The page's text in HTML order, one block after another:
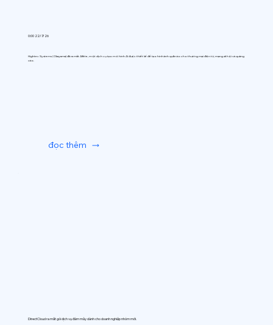
0:00 22/7/26
Hightec Systems (Okayama) đã ra mắt AIfitte, một dịch vụ tạo mô hình AI được thiết kế để tạo hình ảnh quần áo cho thương mại điện tử, mạng xã hội và quảng
cáo.
đọc thêm
DirectCloud ra mắt gói dịch vụ đám mây dành cho doanh nghiệp nhóm mới.